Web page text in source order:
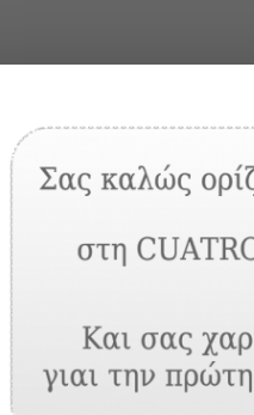
erat in malesuada aliquam,
Sed lacinia feugiat velit,